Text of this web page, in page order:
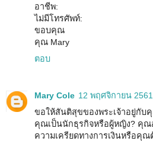
อาชีพ:
ไม่มีโทรศัพท์:
ขอบคุณ
คุณ Mary
ตอบ
Mary Cole 12 พฤศจิกายน 2561
ขอให้สันติสุขของพระเจ้าอยู่กับ
คุณเป็นนักธุรกิจหรือผู้หญิง? คุณ
ความเครียดทางการเงินหรือคุณ